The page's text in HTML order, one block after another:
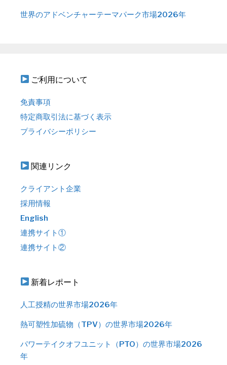
世界のアドベンチャーテーマパーク市場2026年
ご利用について
免責事項
特定商取引法に基づく表示
プライバシーポリシー
関連リンク
クライアント企業
採用情報
English
連携サイト①
連携サイト②
新着レポート
人工授精の世界市場2026年
熱可塑性加硫物（TPV）の世界市場2026年
パワーテイクオフユニット（PTO）の世界市場2026
年